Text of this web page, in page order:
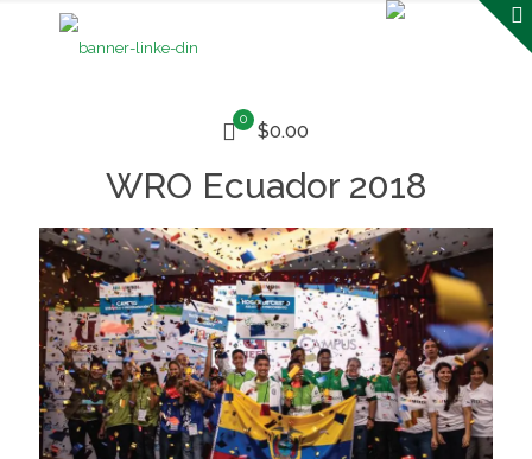
0
$0.00
WRO Ecuador 2018